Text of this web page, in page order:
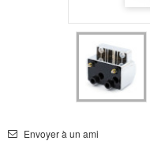
Envoyer à un ami